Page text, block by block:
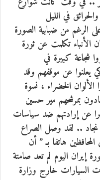
في الليل
الرغم من ضبابية الصورة
الأنباء تكلمت عن ثورة
شجاعة كبيرة في
يعلنوا عن موقفهم وقد
الخضراء ، نسوة
بمرشحهم مير حسين
عن إرادتهم ضد سياسات
نجاد .. لقد وصل الصراع
هاتفا بـ ” أن
اليوم لم تعد صامتة
السيارات خارج وزارة